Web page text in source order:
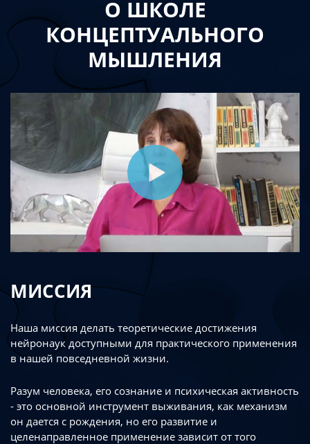
О ШКОЛЕ
КОНЦЕПТУАЛЬНОГО
МЫШЛЕНИЯ
МИССИЯ
Наша миссия делать теоретические достижения
нейронаук доступными для практического применения
в нашей повседневной жизни.
Разум человека, его сознание и психическая активность
- это основной инструмент выживания, как механизм
он дается с рождения, но его развитие и
целенаправленное применение зависит от того